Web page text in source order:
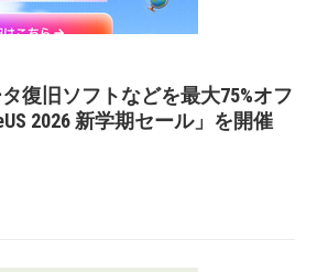
タ復旧ソフトなどを最大75%オフ
2026 新学期セール」を開催